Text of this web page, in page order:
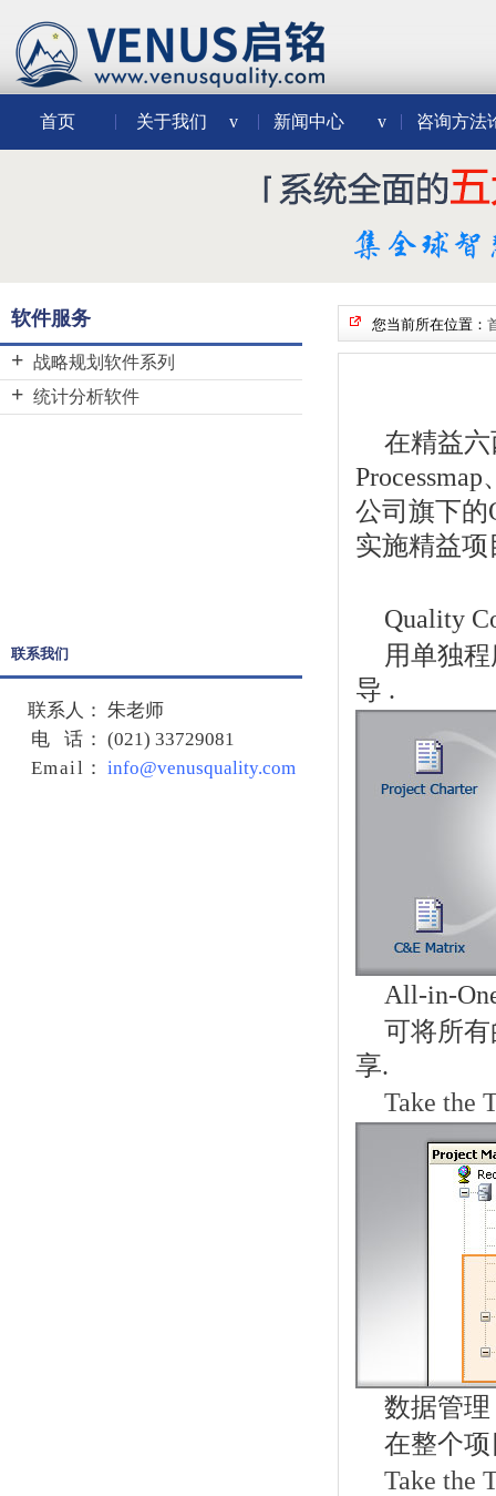
首页 关于我们 v 新闻中心 v 咨询方法
软件服务
战略规划软件系列
BSC Designer
统计分析软件
联系我们
联系人： 朱老师
电 话： (021) 33729081
Email ： info@venusquality.com
您当前所在位置：
在精益六
公司旗下的
实施精益
Quality
用单独
导 .
All-in-
可将所
享.
Take the
数据管理
在整个
Take the